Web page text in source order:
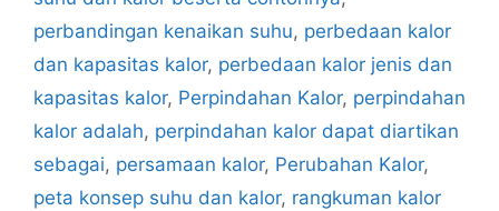
perbandingan kenaikan suhu, perbedaan kalor
dan kapasitas kalor, perbedaan kalor jenis dan
kapasitas kalor, Perpindahan Kalor, perpindahan
kalor adalah, perpindahan kalor dapat diartikan
sebagai, persamaan kalor, Perubahan Kalor,
peta konsep suhu dan kalor, rangkuman kalor